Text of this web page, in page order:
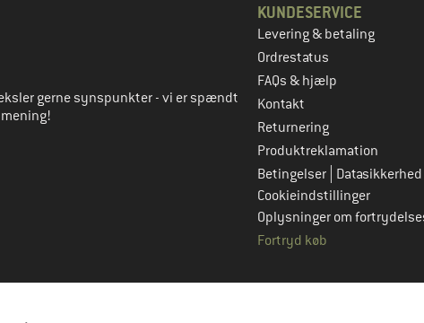
gerne synspunkter - vi er spændt
KUNDESERVICE
Levering & betaling
Ordrestatus
FAQs & hjælp
Kontakt
Returnering
Produktreklamation
Betingelser Datasikkerhed
Cookieindstillinger
Oplysninger om
Fortryd køb